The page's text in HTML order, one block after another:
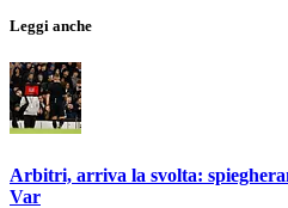
Leggi anche
Arbitri, arriva la svolta:
Var